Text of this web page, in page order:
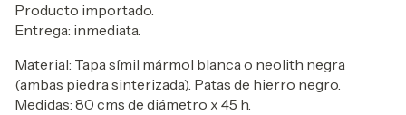
Producto importado.
Entrega: inmediata.
Material: Tapa símil mármol blanca o neolith negra
(ambas piedra sinterizada). Patas de hierro negro.
Medidas: 80 cms de diámetro x 45 h.